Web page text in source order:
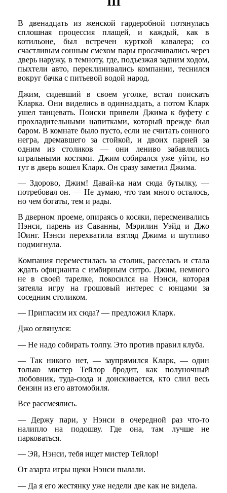
В двенадцать из женской гардеробной потянулась
сплошная процессия плащей, и каждый, как в
котильоне, был встречен курткой кавалера; со
счастливым сонным смехом пары просачивались через
дверь наружу, в темноту, где, подъезжая задним ходом,
пыхтели авто, переклинивались компании, теснился
вокруг бачка с питьевой водой народ.
Джим, сидевший в своем уголке, встал поискать
Кларка. Они виделись в одиннадцать, а потом Кларк
ушел танцевать. Поиски привели Джима к буфету с
прохладительными напитками, который прежде был
баром. В комнате было пусто, если не считать сонного
негра, дремавшего за стойкой, и двоих парней за
одним из столиков — они лениво забавлялись
игральными костями. Джим собирался уже уйти, но
тут в дверь вошел Кларк. Он сразу заметил Джима.
— Здорово, Джим! Давай-ка нам сюда бутылку, —
потребовал он. — Не думаю, что там много осталось,
но чем богаты, тем и рады.
В дверном проеме, опираясь о косяки, пересмеивались
Нэнси, парень из Саванны, Мэрилин Уэйд и Джо
Юинг. Нэнси перехватила взгляд Джима и шутливо
подмигнула.
Компания переместилась за столик, расселась и стала
ждать официанта с имбирным ситро. Джим, немного
не в своей тарелке, покосился на Нэнси, которая
затеяла игру на грошовый интерес с юнцами за
соседним столиком.
— Пригласим их сюда? — предложил Кларк.
Джо оглянулся:
— Не надо собирать толпу. Это против правил клуба.
— Так никого нет, — заупрямился Кларк, — один
только мистер Тейлор бродит, как полуночный
любовник, туда-сюда и доискивается, кто слил весь
бензин из его автомобиля.
Все рассмеялись.
— Держу пари, у Нэнси в очередной раз что-то
налипло на подошву. Где она, там лучше не
парковаться.
— Эй, Нэнси, тебя ищет мистер Тейлор!
От азарта игры щеки Нэнси пылали.
— Да я его жестянку уже недели две как не видела.